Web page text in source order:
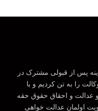
پس از قبولی مشترک در
را به تن کردیم و با
عدالت و احقاق حقوق حقه
اولمان عدالت خواهی